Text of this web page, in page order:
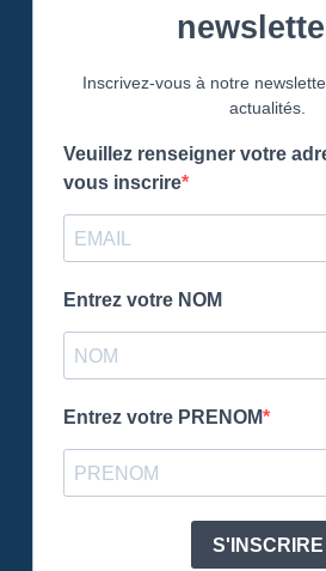
Inscrivez-vous à notre
actualités.
Veuillez renseigner votre
vous inscrire
Entrez votre NOM
Entrez votre PRENOM
S'INSCRIRE